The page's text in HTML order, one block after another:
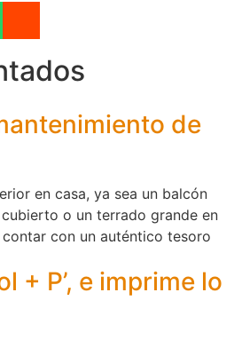
de
en casa, ya sea un balcón
o un terrado grande en
con un auténtico tesoro
+ P’, e imprime lo